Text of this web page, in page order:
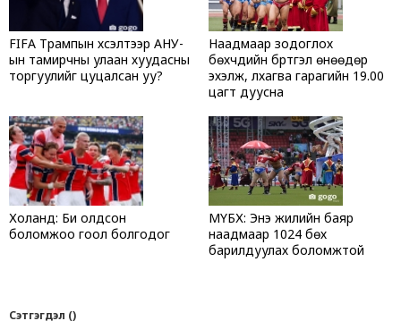
FIFA Трампын хүсэлтээр АНУ-
ын тамирчны улаан хуудасны
торгуулийг цуцалсан уу?
Наадмаар зодоглох
бөхчүүдийн бүртгэл өнөөдөр
эхэлж, лхагва гарагийн 19.00
цагт дуусна
Холанд: Би олдсон
боломжоо гоол болгодог
МҮБХ: Энэ жилийн баяр
наадмаар 1024 бөх
барилдуулах боломжтой
Сэтгэгдэл ()